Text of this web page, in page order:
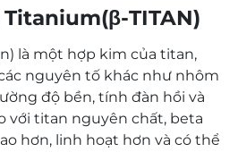
TITAN)
là một hợp kim của titan,
nguyên tố khác như nhôm
độ bền, tính đàn hồi và
với titan nguyên chất, beta
hơn, linh hoạt hơn và có thể